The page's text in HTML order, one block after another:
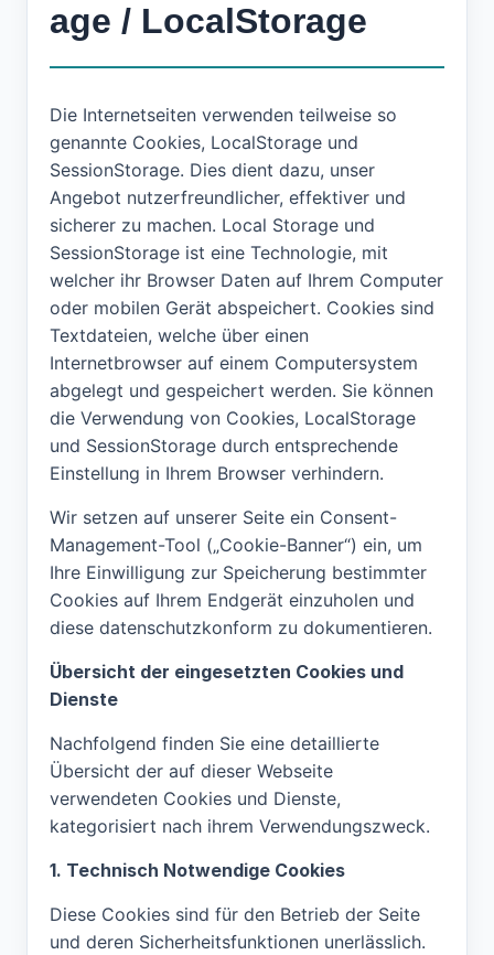
age / LocalStorage
Die Internetseiten verwenden teilweise so
genannte Cookies, LocalStorage und
SessionStorage. Dies dient dazu, unser
Angebot nutzerfreundlicher, effektiver und
sicherer zu machen. Local Storage und
SessionStorage ist eine Technologie, mit
welcher ihr Browser Daten auf Ihrem Computer
oder mobilen Gerät abspeichert. Cookies sind
Textdateien, welche über einen
Internetbrowser auf einem Computersystem
abgelegt und gespeichert werden. Sie können
die Verwendung von Cookies, LocalStorage
und SessionStorage durch entsprechende
Einstellung in Ihrem Browser verhindern.
Wir setzen auf unserer Seite ein Consent-
Management-Tool („Cookie-Banner“) ein, um
Ihre Einwilligung zur Speicherung bestimmter
Cookies auf Ihrem Endgerät einzuholen und
diese datenschutzkonform zu dokumentieren.
Übersicht der eingesetzten Cookies und
Dienste
Nachfolgend finden Sie eine detaillierte
Übersicht der auf dieser Webseite
verwendeten Cookies und Dienste,
kategorisiert nach ihrem Verwendungszweck.
1. Technisch Notwendige Cookies
Diese Cookies sind für den Betrieb der Seite
und deren Sicherheitsfunktionen unerlässlich.